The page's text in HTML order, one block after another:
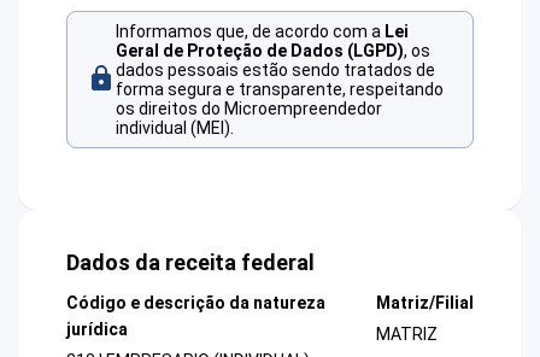
Informamos que, de acordo com a Lei
Geral de Proteção de Dados (LGPD), os
dados pessoais estão sendo tratados de
forma segura e transparente, respeitando
os direitos do Microempreendedor
individual (MEI).
Dados da receita federal
Código e descrição da natureza
jurídica
Matriz/Filial
MATRIZ